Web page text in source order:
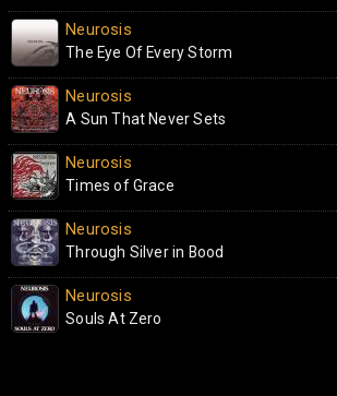
Neurosis
The Eye Of Every Storm
Neurosis
A Sun That Never Sets
Neurosis
Times of Grace
Neurosis
Through Silver in Bood
Neurosis
Souls At Zero